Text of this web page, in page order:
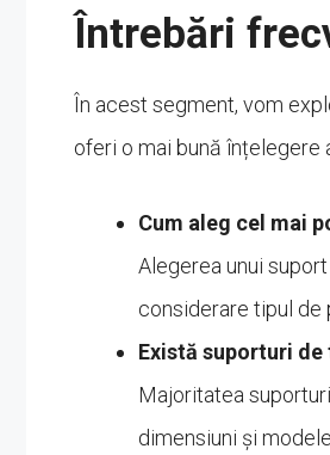
Întrebări
În acest segment, vom
oferi o mai bună înțelegere
Cum aleg cel mai
Alegerea unui
considerare tipul de
Există suporturi
Majoritatea
dimensiuni și